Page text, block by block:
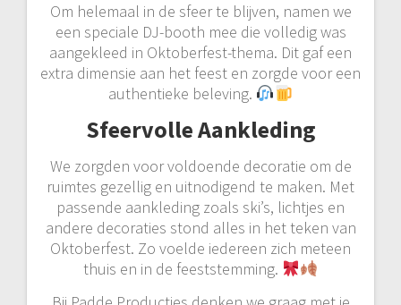
Om helemaal in de sfeer te blijven, namen we
een speciale DJ-booth mee die volledig was
aangekleed in Oktoberfest-thema. Dit gaf een
extra dimensie aan het feest en zorgde voor een
authentieke beleving.
Sfeervolle Aankleding
We zorgden voor voldoende decoratie om de
ruimtes gezellig en uitnodigend te maken. Met
passende aankleding zoals ski’s, lichtjes en
andere decoraties stond alles in het teken van
Oktoberfest. Zo voelde iedereen zich meteen
thuis en in de feeststemming.